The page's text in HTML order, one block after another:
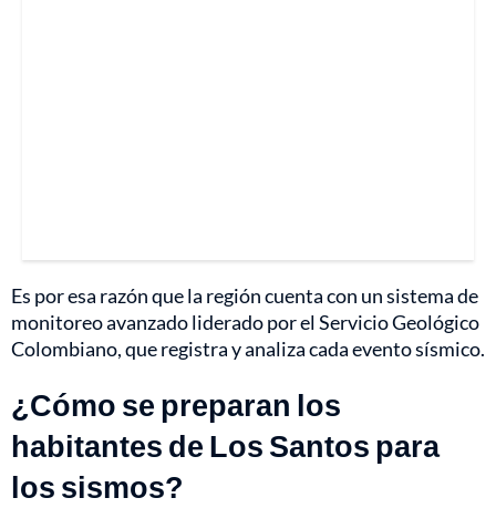
Es por esa razón que la región cuenta con un sistema de
monitoreo avanzado liderado por el Servicio Geológico
Colombiano, que registra y analiza cada evento sísmico.
¿Cómo se preparan los
habitantes de Los Santos para
los sismos?